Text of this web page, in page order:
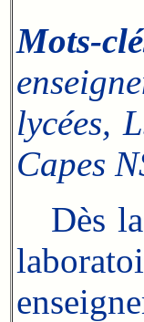
Mots-
lycées,
Capes
Dès la